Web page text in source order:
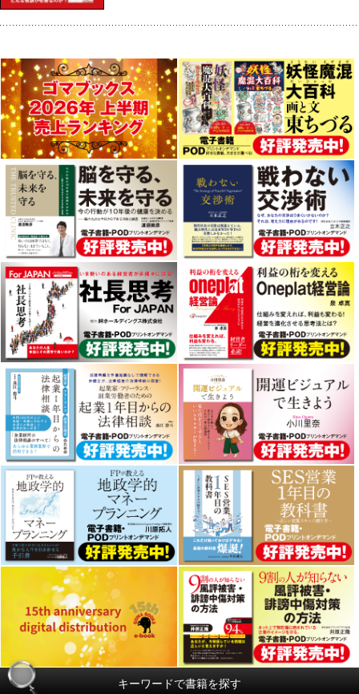
キーワードで書籍を探す